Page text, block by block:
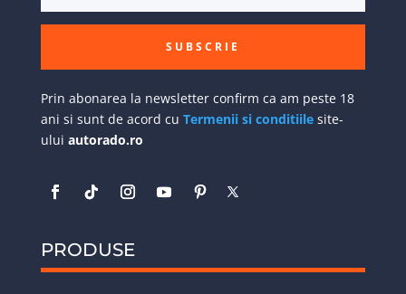
SUBSCRIE
Prin abonarea la newsletter confirm ca am peste 18
ani si sunt de acord cu Termenii si conditiilesite-
ului autorado.ro
PRODUSE